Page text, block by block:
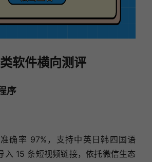
软件横向测评
序
确率 97%，支持中英日韩四国语
入 15 条短视频链接，依托微信生态